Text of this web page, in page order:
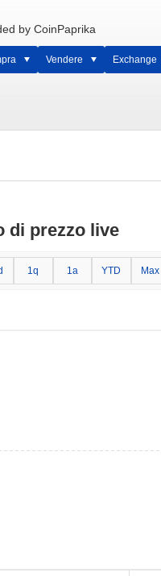
by CoinPaprika
Vendere Exchange
di prezzo live
1q 1a YTD Max